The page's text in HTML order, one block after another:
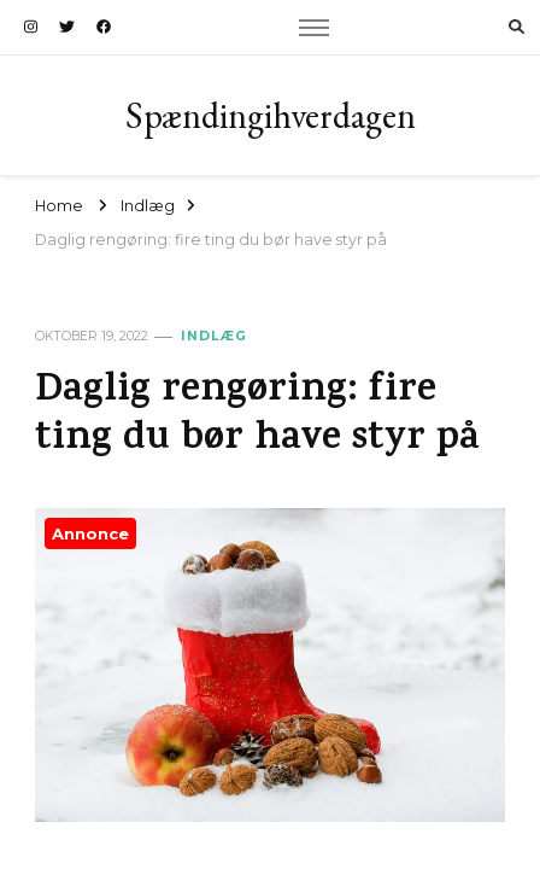
Spændingihverdagen
Home
Indlæg
Daglig rengøring: fire ting du bør have styr på
OKTOBER 19, 2022 INDLÆG
Daglig rengøring: fire
ting du bør have styr på
Annonce